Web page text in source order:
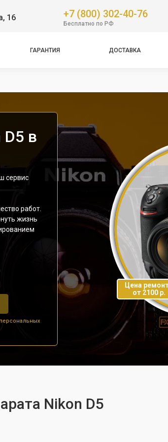
16 +7 (800) 302-40-76
Бесплатно по РФ
ГАРАНТИЯ ДОСТАВКА
в
сервис
работ.
жизнь
персональных
Цена
от 2100 р.
Nikon D5